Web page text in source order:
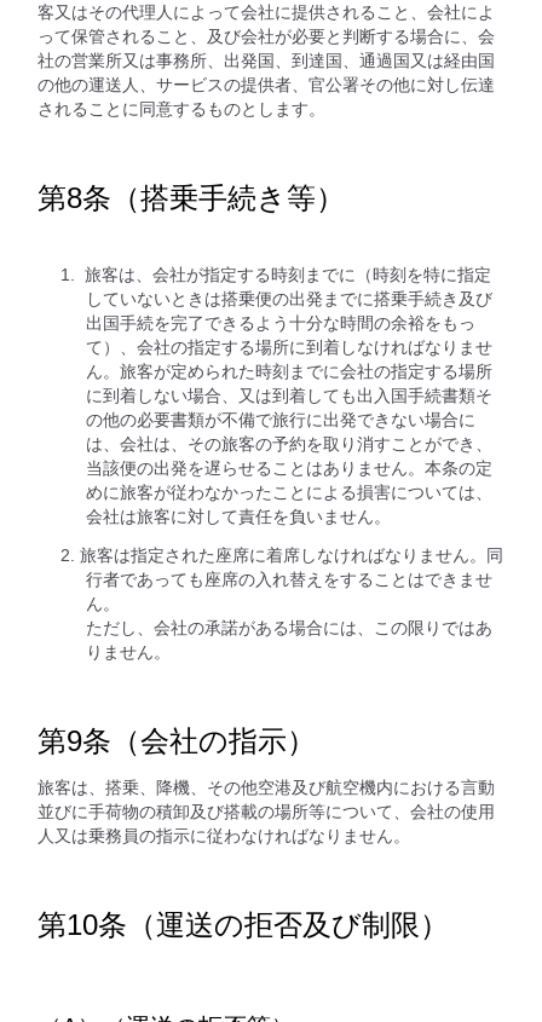
客又はその代理人によって会社に提供されること、会社によ
って保管されること、及び会社が必要と判断する場合に、会
社の営業所又は事務所、出発国、到達国、通過国又は経由国
の他の運送人、サービスの提供者、官公署その他に対し伝達
されることに同意するものとします。
第8条（搭乗手続き等）
旅客は、会社が指定する時刻までに（時刻を特に指定
していないときは搭乗便の出発までに搭乗手続き及び
出国手続を完了できるよう十分な時間の余裕をもっ
て）、会社の指定する場所に到着しなければなりませ
ん。旅客が定められた時刻までに会社の指定する場所
に到着しない場合、又は到着しても出入国手続書類そ
の他の必要書類が不備で旅行に出発できない場合に
は、会社は、その旅客の予約を取り消すことができ、
当該便の出発を遅らせることはありません。本条の定
めに旅客が従わなかったことによる損害については、
会社は旅客に対して責任を負いません。
旅客は指定された座席に着席しなければなりません。同
行者であっても座席の入れ替えをすることはできませ
ん。
ただし、会社の承諾がある場合には、この限りではあ
りません。
第9条（会社の指示）
旅客は、搭乗、降機、その他空港及び航空機内における言動
並びに手荷物の積卸及び搭載の場所等について、会社の使用
人又は乗務員の指示に従わなければなりません。
第10条（運送の拒否及び制限）